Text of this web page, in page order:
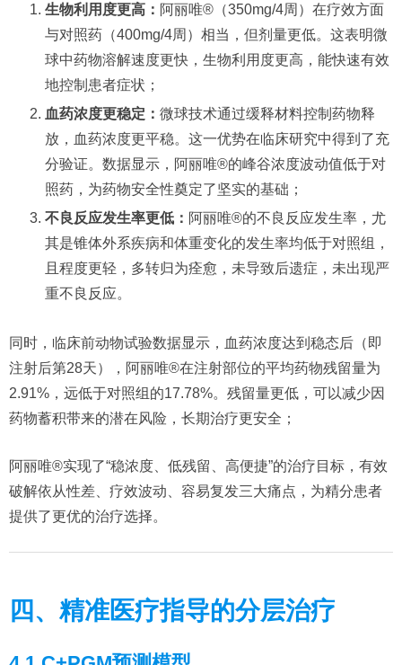
生物利用度更高： 阿丽唯®（350mg/4周）在疗效方面
与对照药（400mg/4周）相当，但剂量更低。这表明微
球中药物溶解速度更快，生物利用度更高，能快速有效
地控制患者症状；
血药浓度更稳定： 微球技术通过缓释材料控制药物释
放，血药浓度更平稳。这一优势在临床研究中得到了充
分验证。数据显示，阿丽唯®的峰谷浓度波动值低于对
照药，为药物安全性奠定了坚实的基础；
不良反应发生率更低： 阿丽唯®的不良反应发生率，尤
其是锥体外系疾病和体重变化的发生率均低于对照组，
且程度更轻，多转归为痊愈，未导致后遗症，未出现严
重不良反应。
同时，临床前动物试验数据显示，血药浓度达到稳态后（即
注射后第28天），阿丽唯®在注射部位的平均药物残留量为
2.91%，远低于对照组的17.78%。残留量更低，可以减少因
药物蓄积带来的潜在风险，长期治疗更安全；
阿丽唯®实现了“稳浓度、低残留、高便捷”的治疗目标，有效
破解依从性差、疗效波动、容易复发三大痛点，为精分患者
提供了更优的治疗选择。
四、精准医疗指导的分层治疗